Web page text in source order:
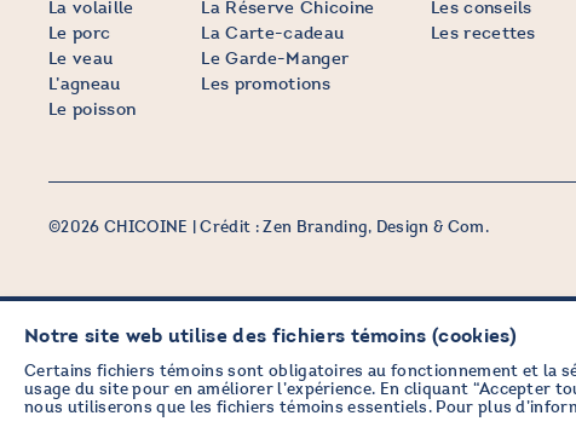
La volaille
Le porc
Le veau
L’agneau
Le poisson
La Réserve Chicoine
La Carte-cadeau
Le Garde-Manger
Les promotions
Les conseils
Les recettes
©2026 CHICOINE | Crédit :Zen Branding, Design & Com.
PRENEZ DES NOUVELLES EN
VOUS ABONNANT À
Notre site web utilise des fichiers témoins (cookies)
Certains fichiers témoins sont obligatoires au fonctionnement et la
usage du site pour en améliorer l’expérience. En cliquant “Accepter
nous utiliserons que les fichiers témoins essentiels. Pour plus